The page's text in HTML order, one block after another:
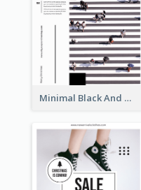
Minimal Black And White Christmas Sale Poster